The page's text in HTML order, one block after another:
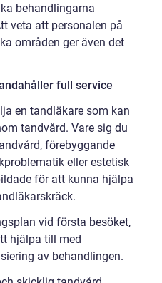
behandlingarna
veta att personalen på
områden ger även det
full service
en tandläkare som kan
tandvård. Vare sig du
förebyggande
eller estetisk
för att kunna hjälpa
vid första besöket,
hjälpa till med
av behandlingen.